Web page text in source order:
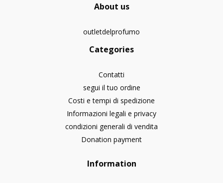
About us
outletdelprofumo
Categories
Contatti
segui il tuo ordine
Costi e tempi di spedizione
Informazioni legali e privacy
condizioni generali di vendita
Donation payment
Information